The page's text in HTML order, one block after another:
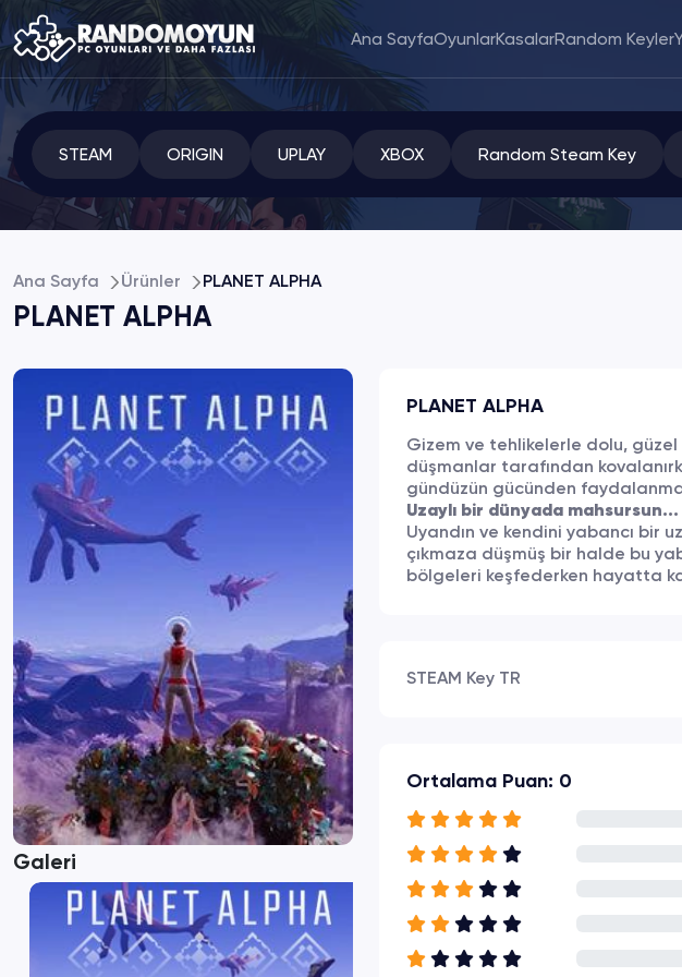
Ana SayfaOyunlarKasalarRandom Keyler
STEAM ORIGIN UPLAY XBOX Random Steam Key
Ana Sayfa Ürünler PLANET ALPHA
PLANET ALPHA
Galeri
PLANET ALPHA
Gizem ve tehlikelerle dolu, güzel
düşmanlar tarafından
gündüzün gücünden
Uzaylı bir dünyada mahsursun...
Uyandın ve kendini yabancı bir
çıkmaza düşmüş bir halde bu
bölgeleri keşfederken hayatta
STEAM Key TR
Ortalama Puan: 0